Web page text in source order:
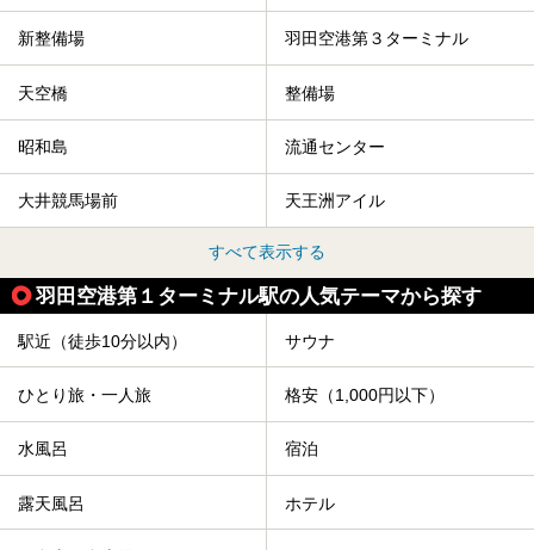
新整備場 羽田空港第３ターミナル
天空橋 整備場
昭和島 流通センター
大井競馬場前 天王洲アイル
すべて表示する
羽田空港第１ターミナル駅の人気テーマから探す
駅近（徒歩10分以内） サウナ
ひとり旅・一人旅 格安（1,000円以下）
水風呂 宿泊
露天風呂 ホテル